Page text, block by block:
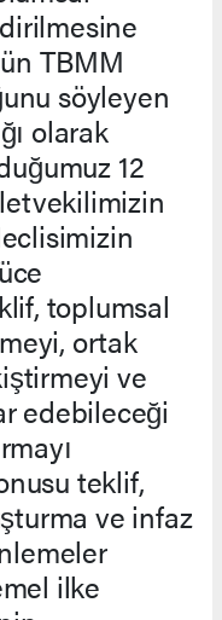
TBMM
söyleyen
olarak
12
toplumsal
ortak
ve
edebileceği
teklif,
ve infaz
ilke